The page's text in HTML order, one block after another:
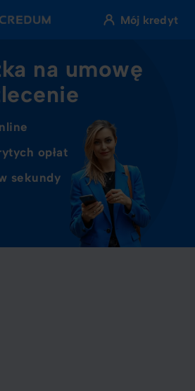
Mój kredyt
na umowę
opłat
sekundy